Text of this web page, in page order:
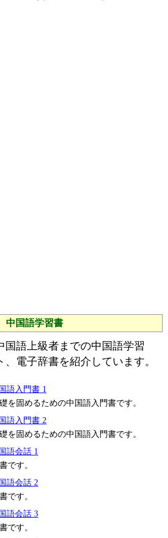
中国語学習書
国語上級者までの中国語学習
電子辞書を紹介しています。
語入門書 1
を固めるための中国語入門書です。
語入門書 2
を固めるための中国語入門書です。
語会話 1
です。
語会話 2
です。
語会話 3
です。